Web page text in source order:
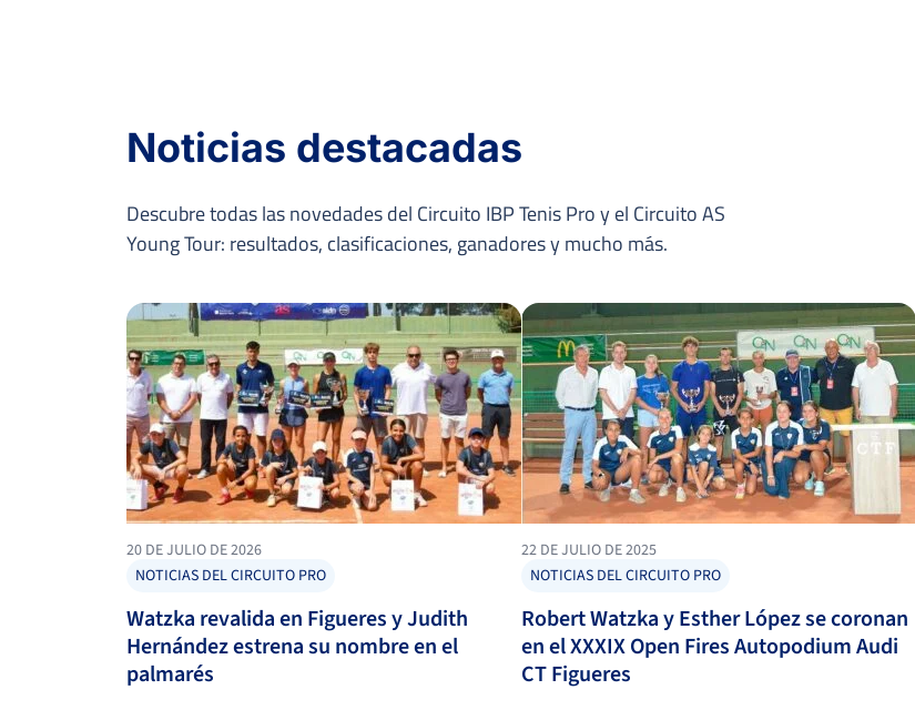
Noticias destacadas
Descubre todas las novedades del Circuito IBP Tenis Pro y el Circuito AS
Young Tour: resultados, clasificaciones, ganadores y mucho más.
20 DE JULIO DE 2026
NOTICIAS DEL CIRCUITO PRO
Watzka revalida en Figueres y Judith
Hernández estrena su nombre en el
palmarés
22 DE JULIO DE 2025
NOTICIAS DEL CIRCUITO PRO
Robert Watzka y Esther López se coronan
en el XXXIX Open Fires Autopodium Audi
CT Figueres